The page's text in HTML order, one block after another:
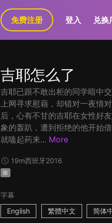
免费注册 登入 兑换
吉耶怎么了
吉耶已跟不敢出柜的同学暗中
上网寻求慰藉，却错对一夜情
后，心有不甘的吉耶在女性好
象的轰趴，遭到拒绝的他开始
就嗑起药来... More
19m西班牙2016
限
字幕
English
繁體中文 简体